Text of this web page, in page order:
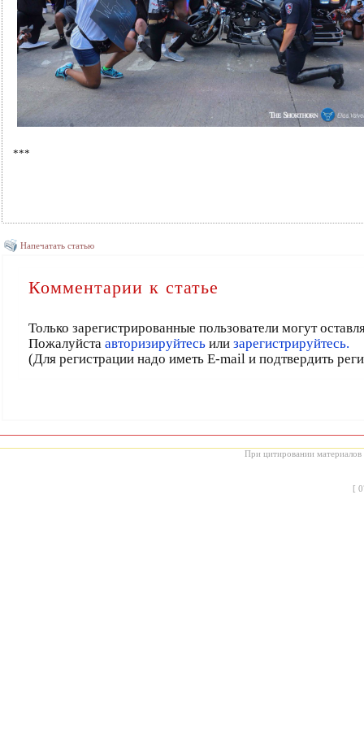
***
Напечатать статью
Комментарии к статье
Только зарегистрированные пользователи могут
Пожалуйста авторизируйтесьили зарегистрируйтесь.
(Для регистрации надо иметь E-mail и подтвердить
При цитировании материалов
[